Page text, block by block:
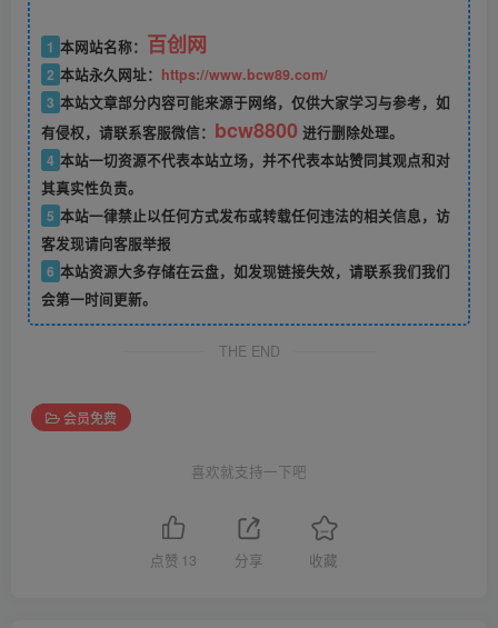
1 本网站名称： 百创网
2 本站永久网址： https://www.bcw89.com/
3 本站文章部分内容可能来源于网络，仅供大家学习与参考，如
有侵权，请联系客服微信： bcw8800 进行删除处理。
4 本站一切资源不代表本站立场，并不代表本站赞同其观点和对
其真实性负责。
5 本站一律禁止以任何方式发布或转载任何违法的相关信息，访
客发现请向客服举报
6 本站资源大多存储在云盘，如发现链接失效，请联系我们我们
会第一时间更新。
THE END
会员免费
喜欢就支持一下吧
点赞 13 分享 收藏